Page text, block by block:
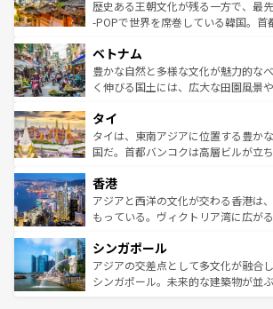
はコンテンツ一覧を参照してほしい。
ビング、ハイキングなど、アウトド
い。オーストラリアの多彩な魅力を
参照してほしい。
と山間の静けさが共存しており、訪
驚きをもたらしてくれる。また、奥
容にもいいと評判のスイーツなど、バ
が味わえる。 なお、新着の台湾情報は
照してほしい。
歴史ある王朝文化が残る一方で、最
-POPで世界を席巻している韓国。首
き、地方に足を延ばせば四季折々の自
できる。そして、キムチや焼肉、絶
まで、さまざまな韓国料理が待って
リティに包まれながら、韓国の多彩
わってみてほしい。 なお、新
覧を参照してほしい。
ベトナム
豊かな自然と多様な文化が魅力的な
く伸びる国土には、広大な田園風景
急速な発展と共に伝統が息づく。ハ
ーチミン市のフランス統治時代の建
醸し出している。また、バラエティ
とつ。フォーやバインミー、ベトナ
ひ現地で味わいたい。どの地域を訪
が旅行者を迎えてくれるので、きっ
参照してほしい。
タイ
タイは、東南アジアに位置する豊か
国だ。首都バンコクは高層ビルが立
の活気が交差している。北部ではチ
帯で自然と触れ合い、南部ではプー
いビーチでリゾート気分を楽しむこ
激する。気候は一年中温暖で、どの
が待っている。親しみやすいタイの
た文化、そして多様な観光資源が、
香港
アジアと西洋の文化が交わる香港は
もっている。ヴィクトリア湾に広が
み、どこを訪れても感動するはず。
ており、効率よく見どころを回れる
うな絶景から文化的な体験まで、香
シンガポール
アジアの交差点として多文化が融合
シンガポール。未来的な建築物が並